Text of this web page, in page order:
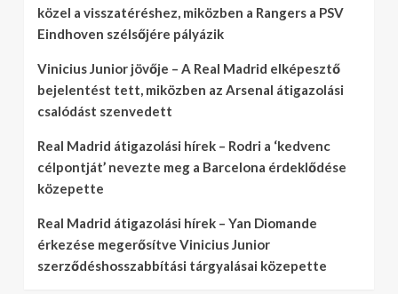
közel a visszatéréshez, miközben a Rangers a PSV
Eindhoven szélsőjére pályázik
Vinicius Junior jövője – A Real Madrid elképesztő
bejelentést tett, miközben az Arsenal átigazolási
csalódást szenvedett
Real Madrid átigazolási hírek – Rodri a ‘kedvenc
célpontját’ nevezte meg a Barcelona érdeklődése
közepette
Real Madrid átigazolási hírek – Yan Diomande
érkezése megerősítve Vinicius Junior
szerződéshosszabbítási tárgyalásai közepette